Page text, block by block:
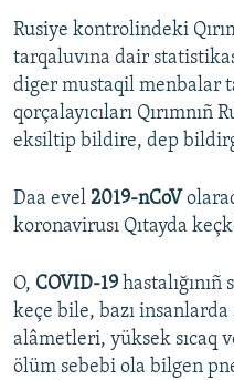
Rusiye kontrolindeki
tarqaluvına dair
diger mustaqil menbalar
qorçalayıcıları Qırımnıñ
eksiltip bildire, dep
Daa evel 2019-nCoV
koronavirusı Qıtayda
O, COVID-19
keçe bile, bazı
alâmetleri, yüksek sıcaq
ölüm sebebi ola bilgen